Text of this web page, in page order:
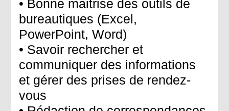
• Bonne maitrise des outils de
bureautiques (Excel,
PowerPoint, Word)
• Savoir rechercher et
communiquer des informations
et gérer des prises de rendez-
vous